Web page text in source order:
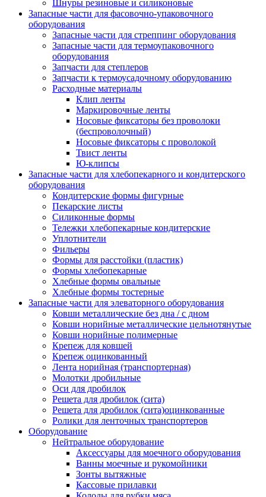
Шнуры резиновые и силиконовые
Запасные части для фасовочно-упаковочного
оборудования
Запасные части для стреппинг оборудования
Запасные части для термоупаковочного
оборудования
Запчасти для степлеров
Запчасти к термоусадочному оборудованию
Расходные материалы
Клип ленты
Маркировочные ленты
Носовые фиксаторы без проволоки
(беспроволочный)
Носовые фиксаторы с проволокой
Твист ленты
Ю-клипсы
Запасные части для хлебопекарного и кондитерского
оборудования
Кондитерские формы фигурные
Пекарские листы
Силиконные формы
Тележки хлебопекарные кондитерские
Уплотнители
Фильеры
Формы для расстойки (пластик)
Формы хлебопекарные
Хлебные формы овальные
Хлебные формы тостерные
Запасные части для элеваторного оборудования
Ковши металлические без дна / с дном
Ковши норийные металлические цельнотянутые
Ковши норийные полимерные
Крепеж для ковшей
Крепеж оцинкованный
Лента норийная (транспортерная)
Молотки дробильные
Оси для дробилок
Решета для дробилок (сита)
Решета для дробилок (сита)оцинкованные
Ролики для ленточных транспортеров
Оборудование
Нейтральное оборудование
Аксессуары для моечного оборудования
Ванны моечные и рукомойники
Зонты вытяжные
Кассовые прилавки